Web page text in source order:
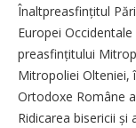
Înaltpreasfințitul
Europei
prea­sfinți­tului
Mitropoliei Olteniei,
Ortodoxe Române
Ridicarea bisericii și